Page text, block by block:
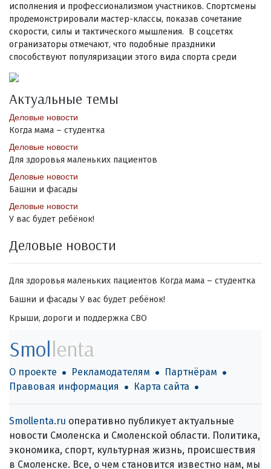
исполнения и профессионализмом участников. Спортсмены
продемонстрировали мастер-классы, показав сочетание
скорости, силы и тактического мышления. В соцсетях
огранизаторы отмечают, что подобные праздники
способствуют популяризации этого вида спорта среди
Актуальные темы
Деловые новости
Когда мама – студентка
Деловые новости
Для здоровья маленьких пациентов
Деловые новости
Башни и фасады
Деловые новости
У вас будет ребёнок!
Деловые новости
Для здоровья маленьких пациентов Когда мама – студентка
Башни и фасады У вас будет ребёнок!
Крыши, дороги и поддержка СВО
Smollenta
О проекте Рекламодателям
Партнёрам
Правовая информация
Карта сайта
Smollenta.ru оперативно публикует актуальные
новости Смоленска и Смоленской области. Политика,
экономика, спорт, культурная жизнь, происшествия
в Смоленске. Все, о чем становится известно нам, мы